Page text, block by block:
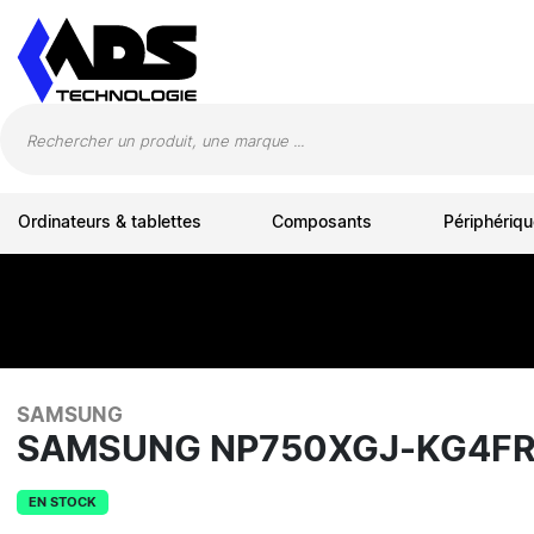
Ordinateurs & tablettes Composants
SAMSUNG
SAMSUNG NP750XGJ-
EN STOCK